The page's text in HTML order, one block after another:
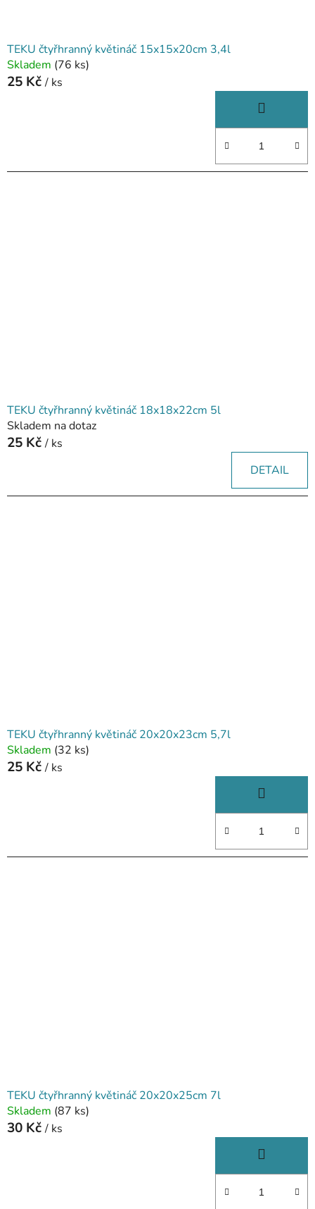
TEKU čtyřhranný květináč 15x15x20cm 3,4l
Skladem (76 ks)
25 Kč / ks
TEKU čtyřhranný květináč 18x18x22cm 5l
Skladem na dotaz
25 Kč / ks
DETAIL
TEKU čtyřhranný květináč 20x20x23cm 5,7l
Skladem (32 ks)
25 Kč / ks
TEKU čtyřhranný květináč 20x20x25cm 7l
Skladem (87 ks)
30 Kč / ks